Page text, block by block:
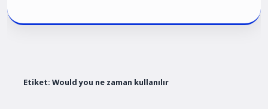
Etiket: Would you ne zaman kullanılır